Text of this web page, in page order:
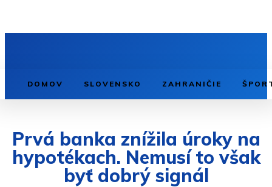
DOMOV SLOVENSKO ZAHRANIČIE
Prvá banka znížila úroky na
hypotékach. Nemusí to však
byť dobrý signál